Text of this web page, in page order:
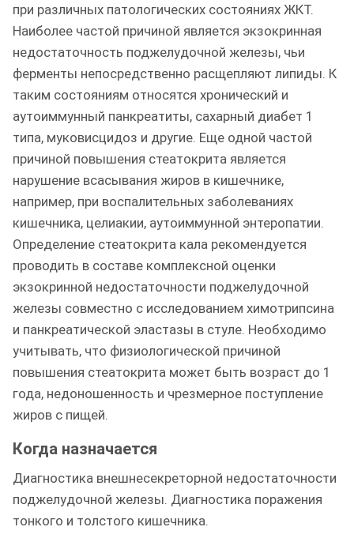
при различных патологических состояниях ЖКТ.
Наиболее частой причиной является экзокринная
недостаточность поджелудочной железы, чьи
ферменты непосредственно расщепляют липиды. К
таким состояниям относятся хронический и
аутоиммунный панкреатиты, сахарный диабет 1
типа, муковисцидоз и другие. Еще одной частой
причиной повышения стеатокрита является
нарушение всасывания жиров в кишечнике,
например, при воспалительных заболеваниях
кишечника, целиакии, аутоиммунной энтеропатии.
Определение стеатокрита кала рекомендуется
проводить в составе комплексной оценки
экзокринной недостаточности поджелудочной
железы совместно с исследованием химотрипсина
и панкреатической эластазы в стуле. Необходимо
учитывать, что физиологической причиной
повышения стеатокрита может быть возраст до 1
года, недоношенность и чрезмерное поступление
жиров с пищей.
Когда назначается
Диагностика внешнесекреторной недостаточности
поджелудочной железы. Диагностика поражения
тонкого и толстого кишечника.